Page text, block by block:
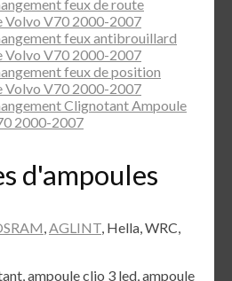
feux de route
Volvo V70 2000-2007
feux antibrouillard
Volvo V70 2000-2007
feux de position
Volvo V70 2000-2007
Clignotant Ampoule
2000-2007
d'ampoules
,AGLINT, Hella, WRC,
ampoule clio 3 led, ampoule